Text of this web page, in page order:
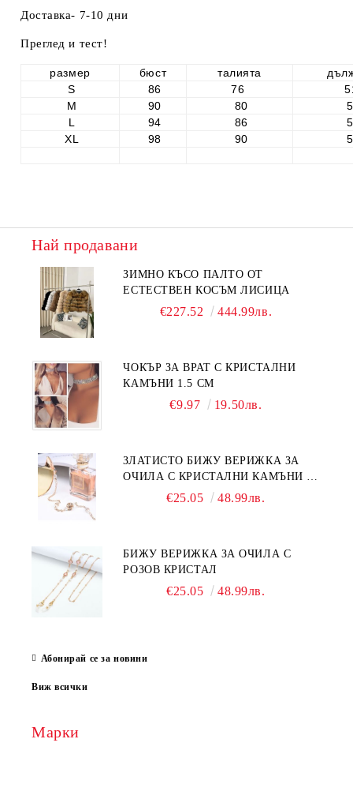
Доставка- 7-10 дни
Преглед и тест!
размер бюст талията
S
86 76
M
90 80
L
94 86
XL
98 90
Най продавани
ЗИМНО КЪСО ПАЛТО ОТ
ЕСТЕСТВЕН КОСЪМ ЛИСИЦА
€227.52 444.99лв.
ЧОКЪР ЗА ВРАТ С КРИСТАЛНИ
КАМЪНИ 1.5 СМ
€9.97 19.50лв.
ЗЛАТИСТО БИЖУ ВЕРИЖКА ЗА
ОЧИЛА С КРИСТАЛНИ КАМЪНИ И
€25.05 48.99лв.
БИЖУ ВЕРИЖКА ЗА ОЧИЛА С
РОЗОВ КРИСТАЛ
€25.05 48.99лв.
Абонирай се за новини
Виж всички
Марки